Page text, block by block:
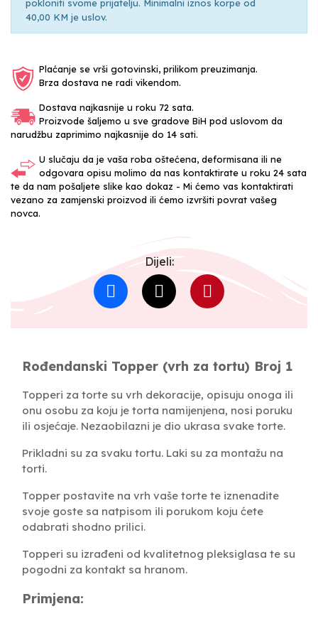
pokloniti svome prijatelju. Minimalni iznos korpe od
40,00 KM je uslov.
Plaćanje se vrši gotovinski, prilikom preuzimanja.
Brza dostava ne radi vikendom.
Dostava najkasnije u roku 72 sata.
Proizvode šaljemo u sve gradove BiH pod uslovom da
narudžbu zaprimimo najkasnije do 14 sati.
U slučaju da je vaša roba oštećena, deformisana ili ne
odgovara opisu molimo da nas kontaktirate u roku 24 sata
te da nam pošaljete slike kao dokaz - Mi ćemo vas kontaktirati
vezano za zamjenski proizvod ili ćemo izvršiti povrat vašeg
novca.
Dijeli:
Rođendanski Topper (vrh za tortu) Broj 1
Topperi za torte su vrh dekoracije, opisuju onoga ili
onu osobu za koju je torta namijenjena, nosi poruku
ili osjećaje. Nezaobilazni je dio ukrasa svake torte.
Prikladni su za svaku tortu. Laki su za montažu na
torti.
Topper postavite na vrh vaše torte te iznenadite
svoje goste sa natpisom ili porukom koju ćete
odabrati shodno prilici.
Topperi su izrađeni od kvalitetnog pleksiglasa te su
pogodni za kontakt sa hranom.
Primjena: